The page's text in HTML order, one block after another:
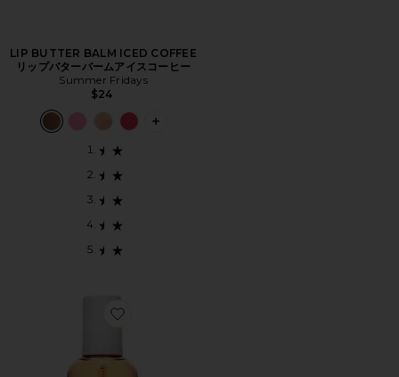
LIP BUTTER BALM ICED COFFEE
リップバターバームアイスコーヒー
Summer Fridays
$24
PLUS ICON TO SEE MORE OPTIONS
Favorite WAVE SPRAY ウェーブスプレー